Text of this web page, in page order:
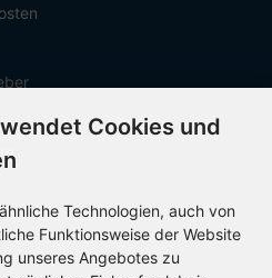
Cookies und
Technologien, auch von
Funktionsweise der Website
unseres Angebotes zu